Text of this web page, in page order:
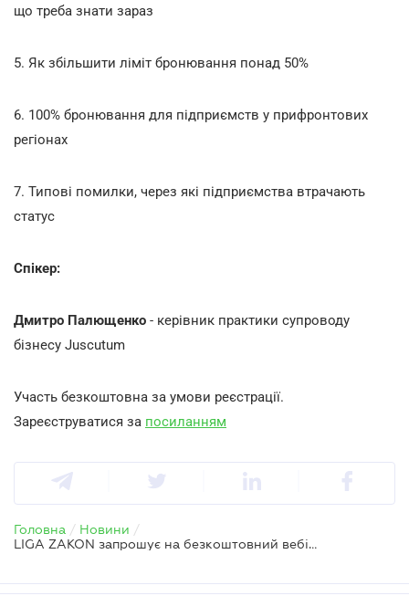
що треба знати зараз
5. Як збільшити ліміт бронювання понад 50%
6. 100% бронювання для підприємств у прифронтових
регіонах
7. Типові помилки, через які підприємства втрачають
статус
Спікер:
Дмитро Палющенко - керівник практики супроводу
бізнесу Juscutum
Участь безкоштовна за умови реєстрації.
Зареєструватися за посиланням
Головна / Новини /
LIGA ZAKON запрошує на безкоштовний вебінар: "Критичність і бронювання 2026: що змінилося і що бізнес зараз робить неправильно"